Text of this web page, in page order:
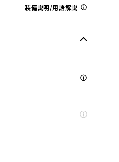
装備説明/用語解説